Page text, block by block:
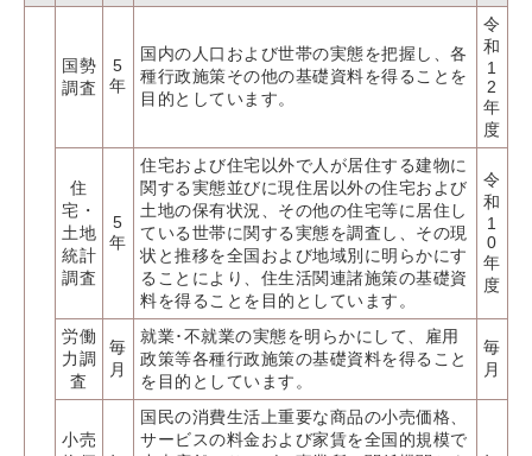
国勢
調査
5
年
国内の人口および世帯の実態を把握し、各
種行政施策その他の基礎資料を得ることを
目的としています。
令
和
1
2
年
度
住
宅・
土地
統計
調査
5
年
住宅および住宅以外で人が居住する建物に
関する実態並びに現住居以外の住宅および
土地の保有状況、その他の住宅等に居住し
ている世帯に関する実態を調査し、その現
状と推移を全国および地域別に明らかにす
ることにより、住生活関連諸施策の基礎資
料を得ることを目的としています。
令
和
1
0
年
度
労働
力調
査
毎
月
就業･不就業の実態を明らかにして、雇用
政策等各種行政施策の基礎資料を得ること
を目的としています。
毎
月
小売
国民の消費生活上重要な商品の小売価格、
サービスの料金および家賃を全国的規模で